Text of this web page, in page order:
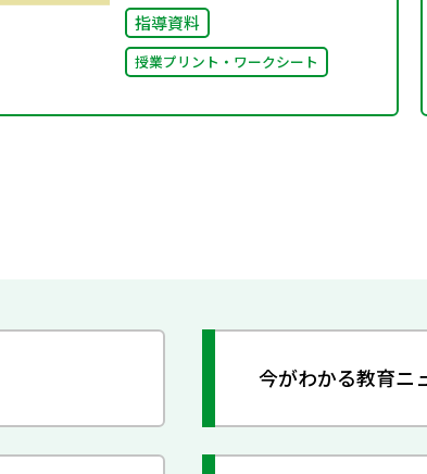
指導資料
授業プリント・ワークシート
今がわかる教育ニ